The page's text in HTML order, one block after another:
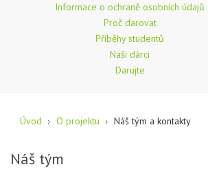
Informace o ochraně osobních údajů
Proč darovat
Příběhy studentů
Naši dárci
Darujte
Úvod O projektu Náš tým a kontakty
Náš tým